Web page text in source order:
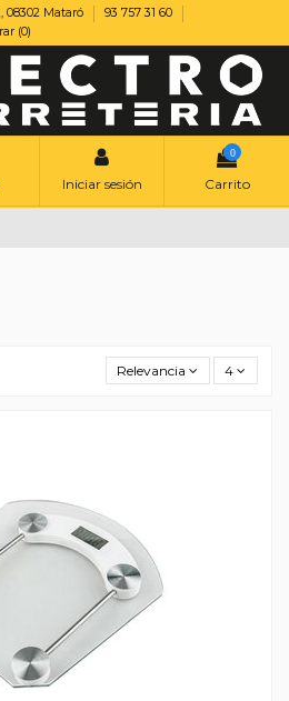
08302 Mataró
93 757 31 60
(0)
Iniciar sesión
0
Carrito
Relevancia 4